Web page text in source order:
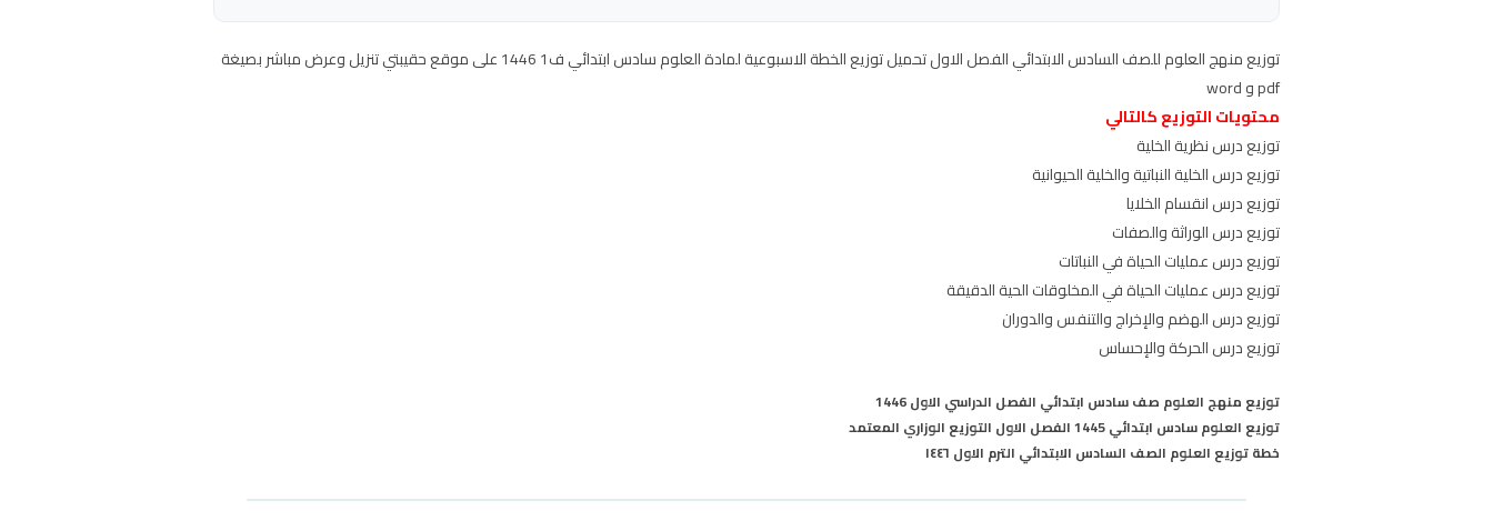
توزيع منهج العلوم للصف السادس الابتدائي الفصل الاول تحميل توزيع الخطة الاسبوعية لمادة العلوم سادس ابتدائي ف1 1446 على موقع حقيبتي تنزيل وعرض مباشر بصيغة
pdf و word
محتويات التوزيع كالتالي
توزيع درس نظرية الخلية
توزيع درس الخلية النباتية والخلية الحيوانية
توزيع درس انقسام الخلايا
توزيع درس الوراثة والصفات
توزيع درس عمليات الحياة في النباتات
توزيع درس عمليات الحياة في المخلوقات الحية الدقيقة
توزيع درس الهضم والإخراج والتنفس والدوران
توزيع درس الحركة والإحساس
توزيع منهج العلوم صف سادس ابتدائي الفصل الدراسي الاول 1446
توزيع العلوم سادس ابتدائي 1445 الفصل الاول التوزيع الوزاري المعتمد
خطة توزيع العلوم الصف السادس الابتدائي الترم الاول ١٤٤٦